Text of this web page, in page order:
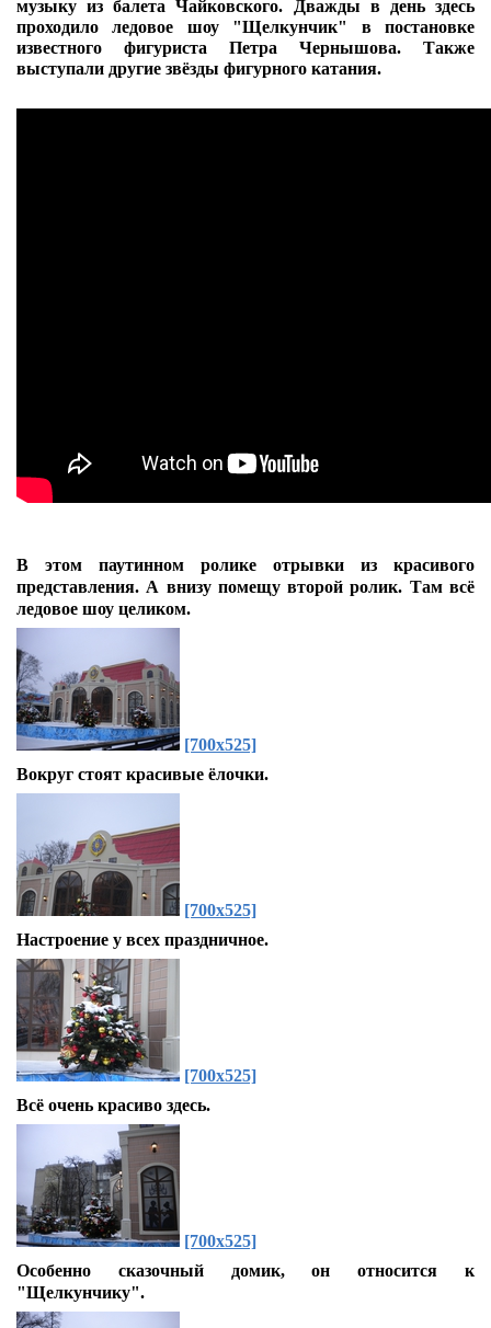
музыку из балета Чайковского. Дважды в день здесь
проходило ледовое шоу "Щелкунчик" в постановке
известного фигуриста Петра Чернышова. Также
выступали другие звёзды фигурного катания.
В этом паутинном ролике отрывки из красивого
представления. А внизу помещу второй ролик. Там всё
ледовое шоу целиком.
[700x525]
Вокруг стоят красивые ёлочки.
[700x525]
Настроение у всех праздничное.
[700x525]
Всё очень красиво здесь.
[700x525]
Особенно сказочный домик, он относится к
"Щелкунчику".